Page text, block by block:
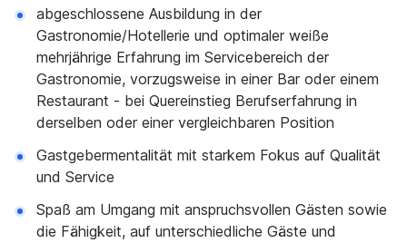
abgeschlossene Ausbildung in der
Gastronomie/Hotellerie und optimaler weiße
mehrjährige Erfahrung im Servicebereich der
Gastronomie, vorzugsweise in einer Bar oder einem
Restaurant - bei Quereinstieg Berufserfahrung in
derselben oder einer vergleichbaren Position
Gastgebermentalität mit starkem Fokus auf Qualität
und Service
Spaß am Umgang mit anspruchsvollen Gästen sowie
die Fähigkeit, auf unterschiedliche Gäste und